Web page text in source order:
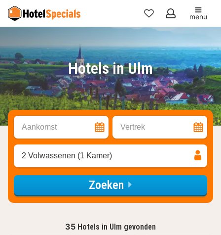
Mijn
menu
Hotels in Ulm
Aankomst Vertrek
2 Volwassenen (1 Kamer)
Zoeken
35 Hotels in Ulm gevonden